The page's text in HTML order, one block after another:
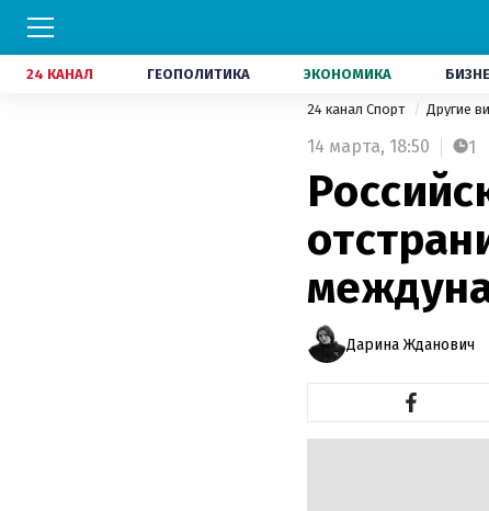
24 КАНАЛ ГЕОПОЛИТИКА ЭКОНОМИКА
24 канал Спорт Другие
14 марта, 18:50 1
Дарина Жданович